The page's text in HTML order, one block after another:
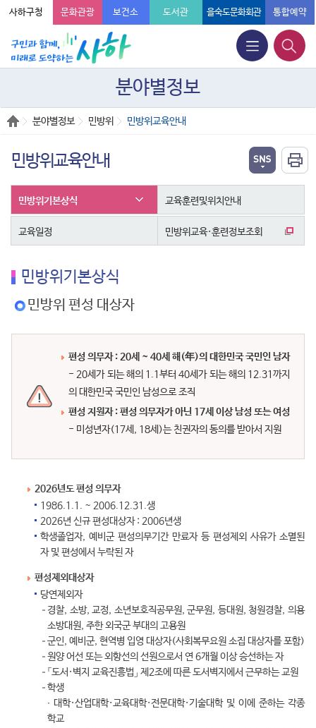
사하구청 문화관광 보건소 도서관 을숙도문화회관 통합예약
분야별정보
분야별정보 민방위 민방위교육안내
민방위교육안내
민방위기본상식 교육훈련및위치안내
교육일정 민방위교육·훈련정보조회
민방위기본상식
민방위 편성 대상자
편성 의무자 : 20세 ~ 40세 해(年)의 대한민국 국민인 남자
- 20세가 되는 해의 1.1부터 40세가 되는 해의 12.31까지
의 대한민국 국민인 남성으로 조직
편성 지원자 : 편성 의무자가 아닌 17세 이상 남성 또는 여성
- 미성년자(17세, 18세)는 친권자의 동의를 받아서 지원
2026년도 편성 의무자
1986.1.1. ~ 2006.12.31.생
2026년 신규 편성대상자 : 2006년생
학생졸업자, 예비군 편성의무기간 만료자 등 편성제외 사유가 소멸된
자 및 편성에서 누락된 자
편성제외대상자
당연제외자
경찰, 소방, 교정, 소년보호직공무원, 군무원, 등대원, 청원경찰, 의용
소방대원, 주한 외국군 부대의 고용원
군인, 예비군, 현역병 입영 대상자(사회복무요원 소집 대상자를 포함)
원양 어선 또는 외항선의 선원으로서 연 6개월 이상 승선하는 자
「도서·벽지 교육진흥법」 제2조에 따른 도서벽지에서 근무하는 교원
학생
∙ 대학·산업대학·교육대학·전문대학·기술대학 및 이에 준하는 각종
학교